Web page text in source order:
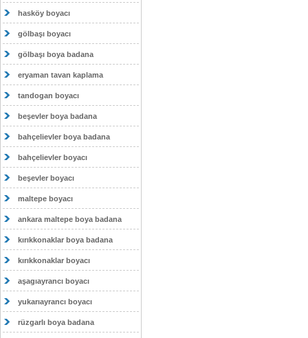
hasköy boyacı
gölbaşı boyacı
gölbaşı boya badana
eryaman tavan kaplama
tandogan boyacı
beşevler boya badana
bahçelievler boya badana
bahçelievler boyacı
beşevler boyacı
maltepe boyacı
ankara maltepe boya badana
kırıkkonaklar boya badana
kırıkkonaklar boyacı
aşagıayrancı boyacı
yukarıayrancı boyacı
rüzgarlı boya badana